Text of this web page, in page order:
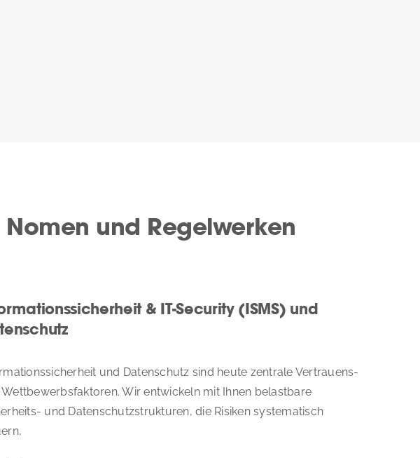
und Regelwerken
& IT-Security (ISMS) und
und Datenschutz sind heute zentrale Vertrauens-
Wir entwickeln mit Ihnen belastbare
und Datenschutzstrukturen, die Risiken systematisch